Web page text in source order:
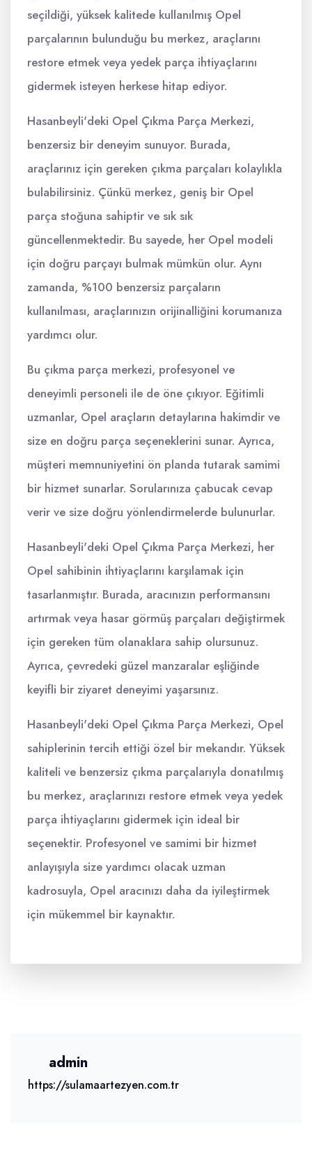
seçildiği, yüksek kalitede kullanılmış Opel
parçalarının bulunduğu bu merkez, araçlarını
restore etmek veya yedek parça ihtiyaçlarını
gidermek isteyen herkese hitap ediyor.
Hasanbeyli'deki Opel Çıkma Parça Merkezi,
benzersiz bir deneyim sunuyor. Burada,
araçlarınız için gereken çıkma parçaları kolaylıkla
bulabilirsiniz. Çünkü merkez, geniş bir Opel
parça stoğuna sahiptir ve sık sık
güncellenmektedir. Bu sayede, her Opel modeli
için doğru parçayı bulmak mümkün olur. Aynı
zamanda, %100 benzersiz parçaların
kullanılması, araçlarınızın orijinalliğini korumanıza
yardımcı olur.
Bu çıkma parça merkezi, profesyonel ve
deneyimli personeli ile de öne çıkıyor. Eğitimli
uzmanlar, Opel araçların detaylarına hakimdir ve
size en doğru parça seçeneklerini sunar. Ayrıca,
müşteri memnuniyetini ön planda tutarak samimi
bir hizmet sunarlar. Sorularınıza çabucak cevap
verir ve size doğru yönlendirmelerde bulunurlar.
Hasanbeyli'deki Opel Çıkma Parça Merkezi, her
Opel sahibinin ihtiyaçlarını karşılamak için
tasarlanmıştır. Burada, aracınızın performansını
artırmak veya hasar görmüş parçaları değiştirmek
için gereken tüm olanaklara sahip olursunuz.
Ayrıca, çevredeki güzel manzaralar eşliğinde
keyifli bir ziyaret deneyimi yaşarsınız.
Hasanbeyli'deki Opel Çıkma Parça Merkezi, Opel
sahiplerinin tercih ettiği özel bir mekandır. Yüksek
kaliteli ve benzersiz çıkma parçalarıyla donatılmış
bu merkez, araçlarınızı restore etmek veya yedek
parça ihtiyaçlarını gidermek için ideal bir
seçenektir. Profesyonel ve samimi bir hizmet
anlayışıyla size yardımcı olacak uzman
kadrosuyla, Opel aracınızı daha da iyileştirmek
için mükemmel bir kaynaktır.
admin
https://sulamaartezyen.com.tr